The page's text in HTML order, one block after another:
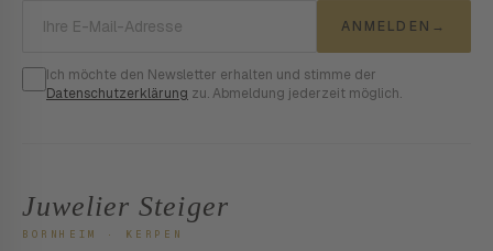
ANMELDEN →
Ich möchte den Newsletter erhalten und stimme der
Datenschutzerklärung zu. Abmeldung jederzeit möglich.
Juwelier Steiger
BORNHEIM · KERPEN